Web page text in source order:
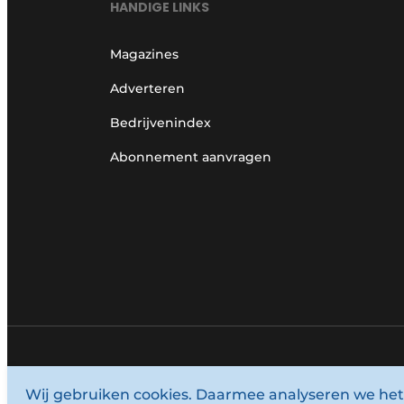
HANDIGE LINKS
Magazines
Adverteren
Bedrijvenindex
Abonnement aanvragen
© 1987 - 2026 Louwersmediagroep.
Wij gebruiken cookies. Daarmee analyseren we